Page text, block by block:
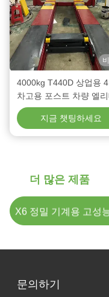
4000kg T440D 상업용
차고용 포스트 차량 엘
터
지금 챗팅하세요
더 많은 제품
X6 워크샵 고속 처리
문의하기